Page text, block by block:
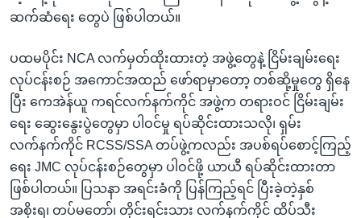
ဆက်ဆံရေး တွေပဲ ဖြစ်ပါတယ်။
ပထမပိုင်း NCA လက်မှတ်ထိုးထားတဲ့ အဖွဲ့တွေနဲ့ ငြိမ်းချမ်းရေး
လုပ်ငန်းစဉ် အကောင်အထည် ဖော်ရာမှာတော့ တစ်ဆို့မှုတွေ ရှိနေ
ပြီး ကေအဲန်ယူ ကရင်လက်နက်ကိုင် အဖွဲ့က တရားဝင် ငြိမ်းချမ်း
ရေး ဆွေးနွေးပွဲတွေမှာ ပါဝင်မှု ရပ်ဆိုင်းထားသလို၊ ရှမ်း
လက်နက်ကိုင် RCSS/SSA တပ်ဖွဲ့ကလည်း အပစ်ရပ်စောင့်ကြည့်
ရေး JMC လုပ်ငန်းစဉ်တွေမှာ ပါဝင်ဖို့ ယာယီ ရပ်ဆိုင်းထားတာ
ဖြစ်ပါတယ်။ ပြသနာ အရင်းခံကို ပြန်ကြည့်ရင် ပြီးခဲ့တဲ့နှစ်
အစိုးရ၊ တပ်မတော်၊ တိုင်းရင်းသား လက်နက်ကိုင် ထိပ်သီး